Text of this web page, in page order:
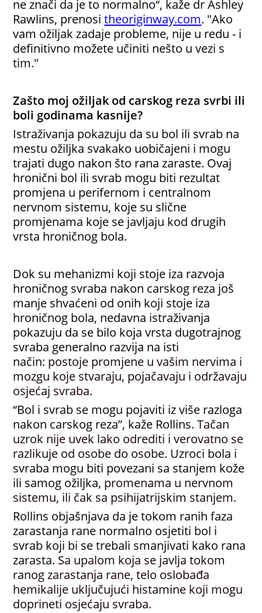
ne znači da je to normalno“, kaže dr Ashley
Rawlins, prenositheoriginway.com. "Ako
vam ožiljak zadaje probleme, nije u redu - i
definitivno možete učiniti nešto u vezi s
tim."
Zašto moj ožiljak od carskog reza svrbi ili
boli godinama kasnije?
Istraživanja pokazuju da su bol ili svrab na
mestu ožiljka svakako uobičajeni i mogu
trajati dugo nakon što rana zaraste. Ovaj
hronični bol ili svrab mogu biti rezultat
promjena u perifernom i centralnom
nervnom sistemu, koje su slične
promjenama koje se javljaju kod drugih
vrsta hroničnog bola.
Dok su mehanizmi koji stoje iza razvoja
hroničnog svraba nakon carskog reza još
manje shvaćeni od onih koji stoje iza
hroničnog bola, nedavna istraživanja
pokazuju da se bilo koja vrsta dugotrajnog
svraba generalno razvija na isti
način: postoje promjene u vašim nervima i
mozgu koje stvaraju, pojačavaju i održavaju
osjećaj svraba.
“Bol i svrab se mogu pojaviti iz više razloga
nakon carskog reza”, kaže Rollins.Tačan
uzrok nije uvek lako odrediti i verovatno se
razlikuje od osobe do osobe. Uzroci bola i
svraba mogu biti povezani sa stanjem kože
ili samog ožiljka, promenama u nervnom
sistemu, ili čak sa psihijatrijskim stanjem.
Rollins objašnjava da je tokom ranih faza
zarastanja rane normalno osjetiti bol i
svrab koji bi se trebali smanjivati kako rana
zarasta. Sa upalom koja se javlja tokom
ranog zarastanja rane, telo oslobađa
hemikalije uključujući histamine koji mogu
doprineti osjećaju svraba.